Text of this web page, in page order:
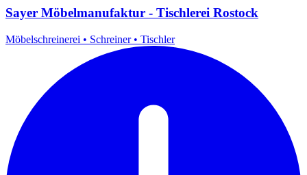
Sayer Möbelmanufaktur - Tischlerei Rostock
Möbelschreinerei • Schreiner • Tischler